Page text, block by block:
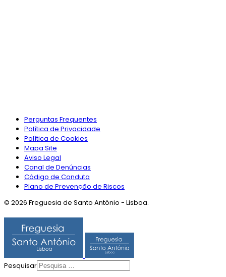
Perguntas Frequentes
Política de Privacidade
Política de Cookies
Mapa Site
Aviso Legal
Canal de Denúncias
Código de Conduta
Plano de Prevenção de Riscos
© 2026 Freguesia de Santo António - Lisboa.
Pesquisar